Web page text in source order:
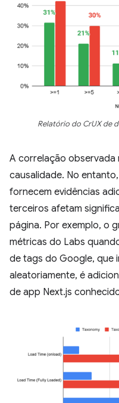
Relatório do CrUX de
A correlação observada
causalidade. No
fornecem evidências
terceiros afetam
página. Por exemplo, o
métricas do Labs
de tags do Google, que
aleatoriamente, é
de app Next.js